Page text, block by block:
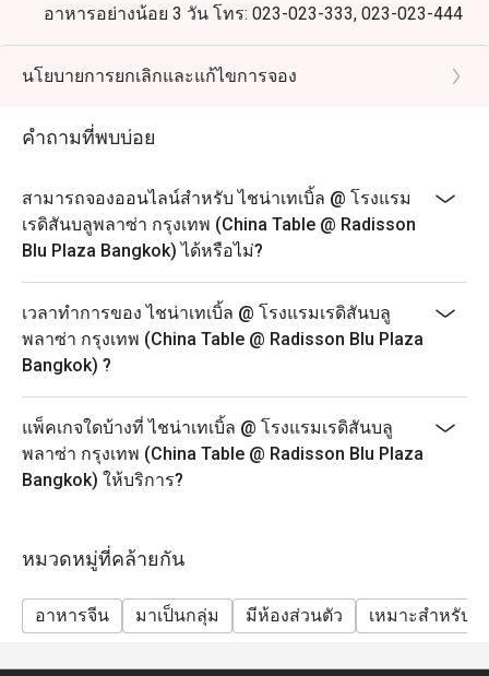
อาหารอย่างน้อย 3 วัน โทร: 023-023-333, 023-023-444
เงื่อนไขการแต่งกาย: แต่งตัวสุภาพ (รองเท้าแตะ และ
กางเกงขาสั้น จะไม่ได้รับอนุญาตให้เข้ารับบริการ)
นโยบายการยกเลิกและแก้ไขการจอง
คำถามที่พบบ่อย
สามารถจองออนไลน์สำหรับ ไชน่าเทเบิ้ล @ โรงแรม
เรดิสันบลูพลาซ่า กรุงเทพ (China Table @ Radisson
Blu Plaza Bangkok) ได้หรือไม่?
เวลาทำการของ ไชน่าเทเบิ้ล @ โรงแรมเรดิสันบลู
พลาซ่า กรุงเทพ (China Table @ Radisson Blu Plaza
Bangkok) ?
แพ็คเกจใดบ้างที่ ไชน่าเทเบิ้ล @ โรงแรมเรดิสันบลู
พลาซ่า กรุงเทพ (China Table @ Radisson Blu Plaza
Bangkok) ให้บริการ?
หมวดหมู่ที่คล้ายกัน
อาหารจีน มาเป็นกลุ่ม มีห้องส่วนตัว เหมาะสำหรับเ